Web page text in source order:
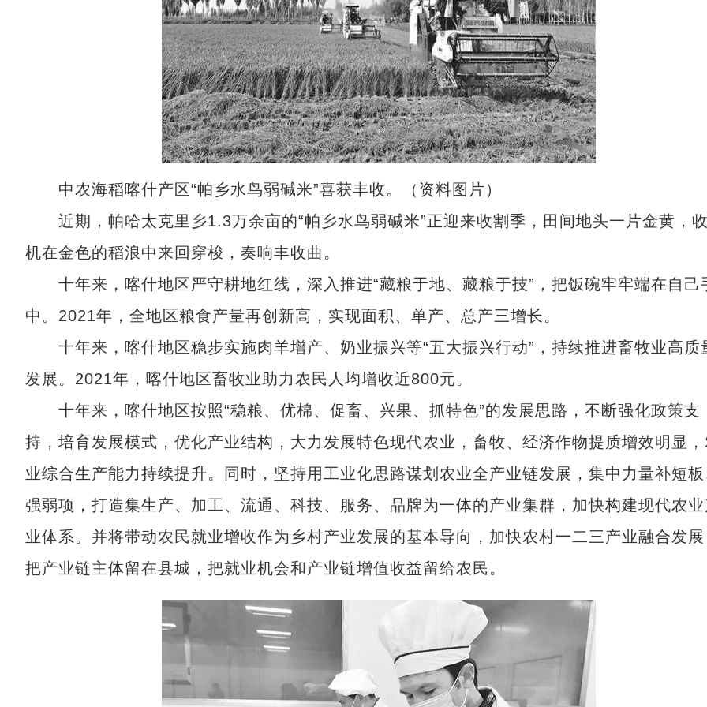
中农海稻喀什产区“帕乡水鸟弱碱米”喜获丰收。（资料图片）
近期，帕哈太克里乡1.3万余亩的“帕乡水鸟弱碱米”正迎来收割季，田间地头一片金黄，
机在金色的稻浪中来回穿梭，奏响丰收曲。
十年来，喀什地区严守耕地红线，深入推进“藏粮于地、藏粮于技”，把饭碗牢牢端在自己
中。2021年，全地区粮食产量再创新高，实现面积、单产、总产三增长。
十年来，喀什地区稳步实施肉羊增产、奶业振兴等“五大振兴行动”，持续推进畜牧业高质
发展。2021年，喀什地区畜牧业助力农民人均增收近800元。
十年来，喀什地区按照“稳粮、优棉、促畜、兴果、抓特色”的发展思路，不断强化政策支
持，培育发展模式，优化产业结构，大力发展特色现代农业，畜牧、经济作物提质增效明显，
业综合生产能力持续提升。同时，坚持用工业化思路谋划农业全产业链发展，集中力量补短板
强弱项，打造集生产、加工、流通、科技、服务、品牌为一体的产业集群，加快构建现代农业
业体系。并将带动农民就业增收作为乡村产业发展的基本导向，加快农村一二三产业融合发展
把产业链主体留在县城，把就业机会和产业链增值收益留给农民。